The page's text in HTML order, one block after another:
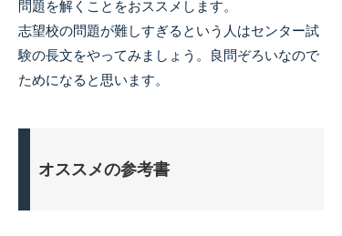
問題を解くことをおススメします。
志望校の問題が難しすぎるという人はセンター試
験の長文をやってみましょう。良問ぞろいなので
ためになると思います。
オススメの参考書